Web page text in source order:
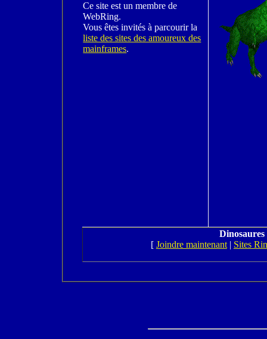
Ce site est un membre de
WebRing.
Vous êtes invités à parcourir la
liste des sites des amoureux des
mainframes.
[ Joindre maintenant| Sites